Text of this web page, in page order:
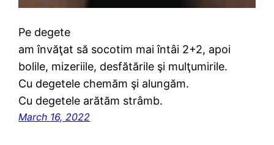
Pe degete
am învăţat să socotim mai întâi 2+2, apoi
bolile, mizeriile, desfătările şi mulţumirile.
Cu degetele chemăm şi alungăm.
Cu degetele arătăm strâmb.
March 16, 2022